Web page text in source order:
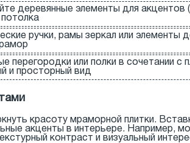
деревянные элементы для акцентов
ручки, рамы зеркал или элементы
перегородки или полки в сочетании
и просторный вид
красоту мраморной плитки.
акценты в интерьере. Например,
контраст и визуальный